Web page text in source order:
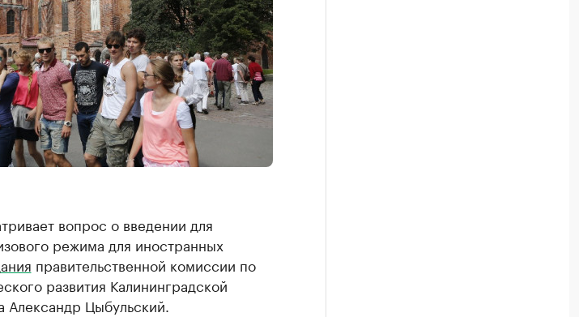
вопрос о введении для
режима для иностранных
правительственной комиссии по
развития Калининградской
Александр Цыбульский.